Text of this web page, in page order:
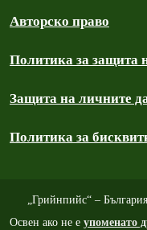
Авторско право
Политика за защита
Защита на личните
Политика за
„Грийнпийс“ –
Освен ако не е упоменато